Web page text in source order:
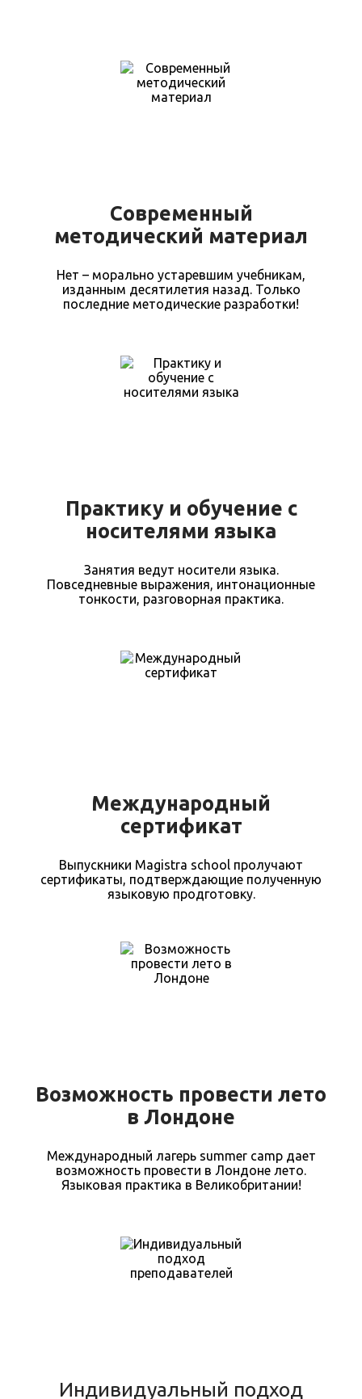
Современный
методический материал
Нет – морально устаревшим учебникам,
изданным десятилетия назад. Только
последние методические разработки!
Практику и обучение с
носителями языка
Занятия ведут носители языка.
Повседневные выражения, интонационные
тонкости, разговорная практика.
Международный
сертификат
Выпускники Magistra school пролучают
сертификаты, подтверждающие полученную
языковую продготовку.
Возможность провести лето
в Лондоне
Международный лагерь summer camp дает
возможность провести в Лондоне лето.
Языковая практика в Великобритании!
Индивидуальный подход